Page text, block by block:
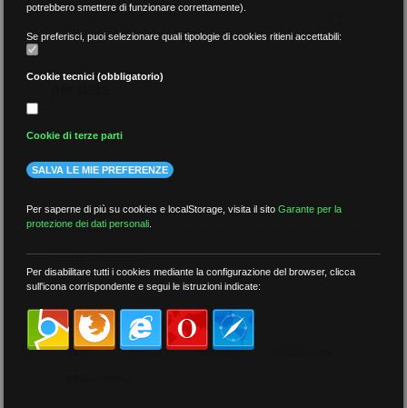
per data
più recenti
meno recenti
per tag
##DS ##FGU ##Gilda
potrebbero smettere di funzionare correttamente).
Se preferisci, puoi selezionare quali tipologie di cookies ritieni accettabili:
Cookie tecnici (obbligatorio)
Cookie di terze parti
SALVA LE MIE PREFERENZE
Per saperne di più su cookies e localStorage, visita il sitoGarante per la
protezione dei dati personali
Per disabilitare tutti i cookies mediante la configurazione del browser, clicca
sull'icona corrispondente e segui le istruzioni indicate: